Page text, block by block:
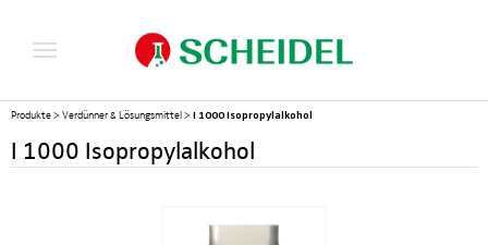
Produkte > Verdünner & Lösungsmittel > I 1000 Isopropylalkohol
I 1000 Isopropylalkohol